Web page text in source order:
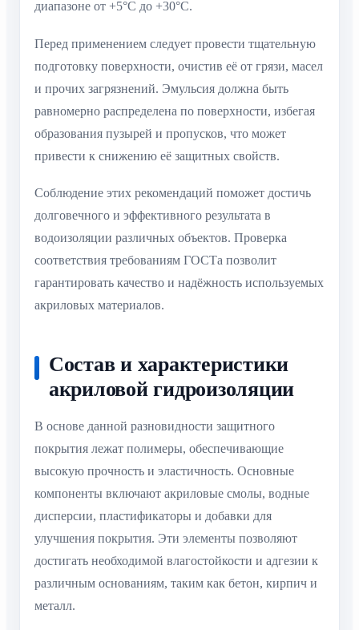
диапазоне от +5°C до +30°C.
Перед применением следует провести тщательную
подготовку поверхности, очистив её от грязи, масел
и прочих загрязнений. Эмульсия должна быть
равномерно распределена по поверхности, избегая
образования пузырей и пропусков, что может
привести к снижению её защитных свойств.
Соблюдение этих рекомендаций поможет достичь
долговечного и эффективного результата в
водоизоляции различных объектов. Проверка
соответствия требованиям ГОСТа позволит
гарантировать качество и надёжность используемых
акриловых материалов.
Состав и характеристики
акриловой гидроизоляции
В основе данной разновидности защитного
покрытия лежат полимеры, обеспечивающие
высокую прочность и эластичность. Основные
компоненты включают акриловые смолы, водные
дисперсии, пластификаторы и добавки для
улучшения покрытия. Эти элементы позволяют
достигать необходимой влагостойкости и адгезии к
различным основаниям, таким как бетон, кирпич и
металл.